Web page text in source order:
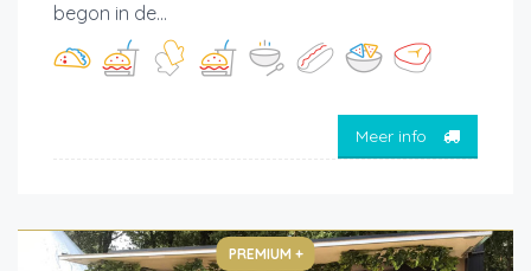
begon in de...
Meer info
PREMIUM +